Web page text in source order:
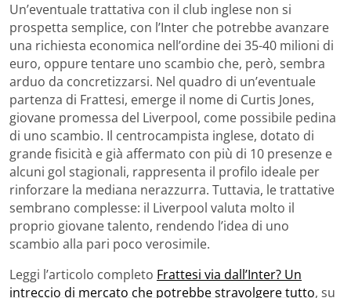
Un’eventuale trattativa con il club inglese non si
prospetta semplice, con l’Inter che potrebbe avanzare
una richiesta economica nell’ordine dei 35-40 milioni di
euro, oppure tentare uno scambio che, però, sembra
arduo da concretizzarsi. Nel quadro di un’eventuale
partenza di Frattesi, emerge il nome di Curtis Jones,
giovane promessa del Liverpool, come possibile pedina
di uno scambio. Il centrocampista inglese, dotato di
grande fisicità e già affermato con più di 10 presenze e
alcuni gol stagionali, rappresenta il profilo ideale per
rinforzare la mediana nerazzurra. Tuttavia, le trattative
sembrano complesse: il Liverpool valuta molto il
proprio giovane talento, rendendo l’idea di uno
scambio alla pari poco verosimile.
Leggi l’articolo completo Frattesi via dall’Inter? Un
intreccio di mercato che potrebbe stravolgere tutto, su